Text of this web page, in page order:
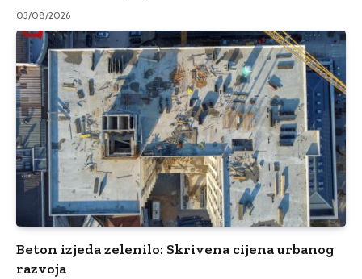
03/08/2026
Beton izjeda zelenilo: Skrivena cijena urbanog
razvoja